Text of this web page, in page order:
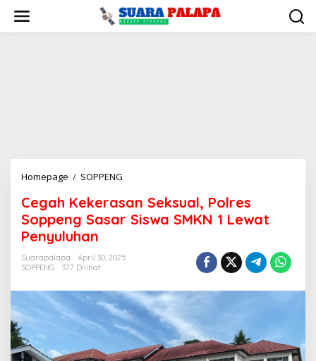
konten
Homepage / SOPPENG
Seksual,
Polres
Siswa
1
Lewat
Penyuluhan
Cegah Kekerasan Seksual, Polres
Soppeng Sasar Siswa SMKN 1 Lewat
Penyuluhan
Suarapalapa
April 30, 2025
SOPPENG
377 Dilihat